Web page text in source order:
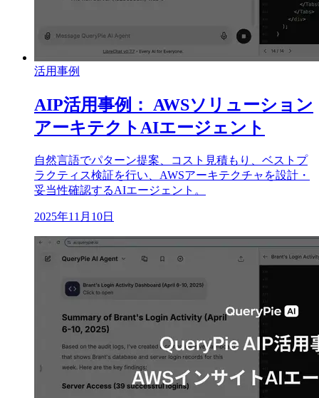
活用事例
AIP活用事例： AWSソリューション
アーキテクトAIエージェント
自然言語でパターン提案、コスト見積もり、ベストプ
ラクティス検証を行い、AWSアーキテクチャを設計・
妥当性確認するAIエージェント。
2025年11月10日